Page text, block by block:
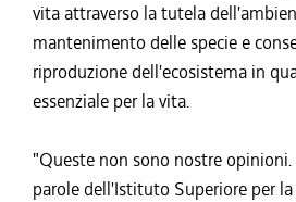
vita attraverso la tutela
mantenimento delle specie e
riproduzione dell'ecosistema in
essenziale per la vita.
"Queste non sono nostre
parole dell'Istituto Superiore per